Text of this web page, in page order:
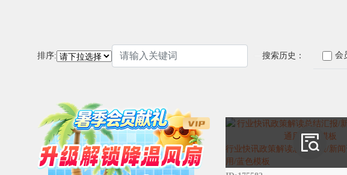
排序: 搜索历史： 会
行业快讯政策解读总结汇报/新
用/蓝色模板